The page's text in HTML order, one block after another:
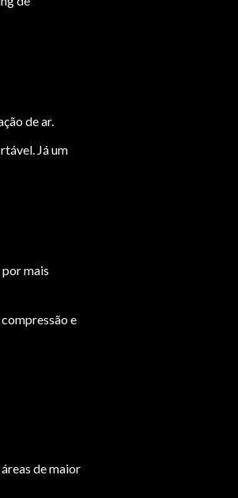
de ar.
Já um
mais
e
de maior